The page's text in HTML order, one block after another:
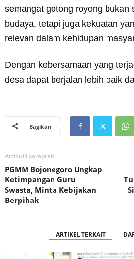
semangat gotong royong bukan
budaya, tetapi juga kekuatan
relevan dalam kehidupan
Dengan kebersamaan yang
desa dapat berjalan lebih baik
Bagikan
Artikulli paraprak
PGMM Bojonegoro Ungkap
Ketimpangan Guru
Swasta, Minta Kebijakan
Berpihak
ARTIKEL TERKAIT